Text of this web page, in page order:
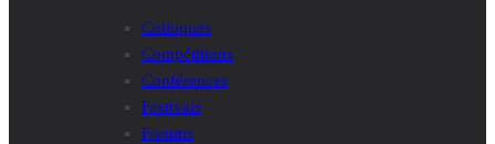
Colloques
Compétitions
Conférences
Festivals
Forums